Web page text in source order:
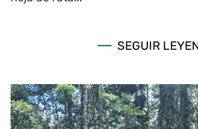
SEGUIR